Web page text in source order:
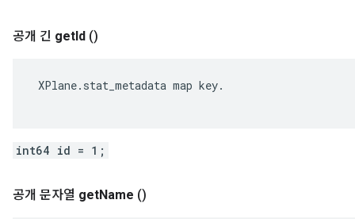
공개 긴 getId ()
XPlane.stat_metadata map key.
int64 id = 1;
공개 문자열 getName ()